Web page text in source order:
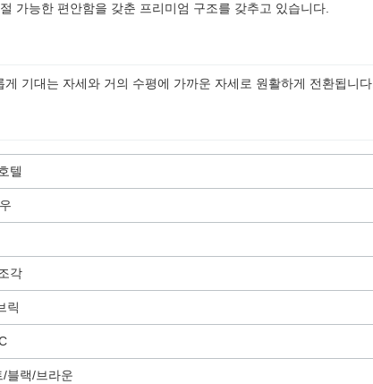
가능한 편안함을 갖춘 프리미엄 구조를 갖추고 있습니다.
기대는 자세와 거의 수평에 가까운 자세로 원활하게 전환됩니다.
텔
각
릭
블랙/브라운